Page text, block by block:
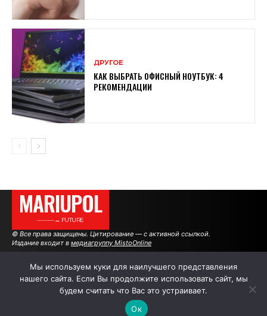
ДРУГОЕ
КАК ВЫБРАТЬ ОФИСНЫЙ НОУТБУК: 4
РЕКОМЕНДАЦИИ
MARIUPOL
———→ FUTURE
© Все права защищены. Цитирование — с активной ссылкой.
Издание входит в медиагруппу MistoOnline
АВТОРЫ РЕКЛАМА НА САЙТЕ
Мы используем куки для наилучшего представления
нашего сайта. Если Вы продолжите использовать сайт, мы
будем считать что Вас это устраивает.
Ок